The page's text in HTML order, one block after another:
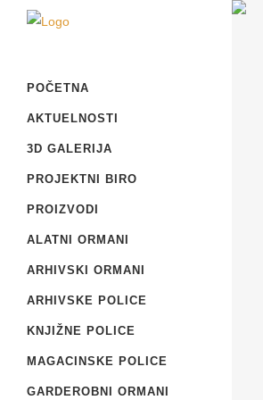
POČETNA
AKTUELNOSTI
3D GALERIJA
PROJEKTNI BIRO
PROIZVODI
ALATNI ORMANI
ARHIVSKI ORMANI
ARHIVSKE POLICE
KNJIŽNE POLICE
MAGACINSKE POLICE
GARDEROBNI ORMANI